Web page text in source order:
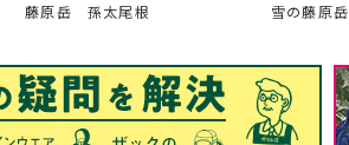
藤原岳 孫太尾根 雪の藤原岳